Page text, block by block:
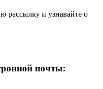
рассылку и узнавайте о
почты: